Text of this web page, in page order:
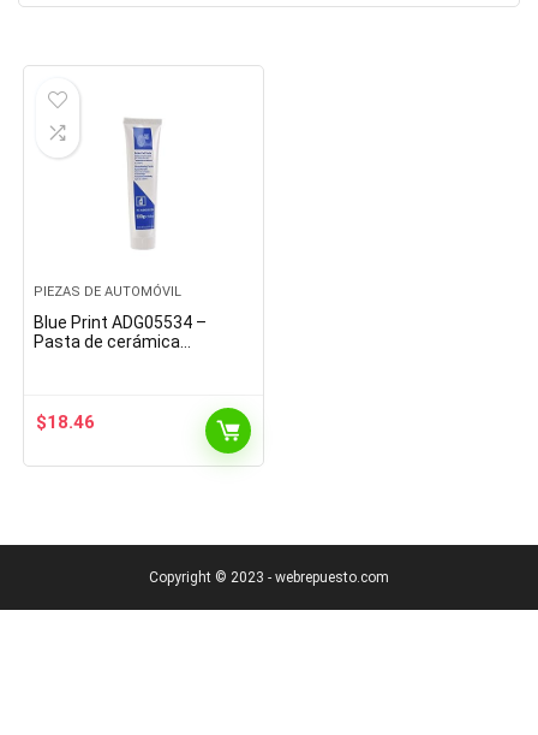
PIEZAS DE AUTOMÓVIL
Blue Print ADG05534 –
Pasta de cerámica
$18.46
Copyright © 2023 - webrepuesto.com